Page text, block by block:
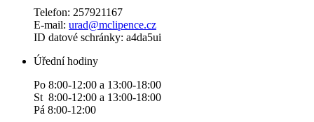
Telefon: 257921167
E-mail: urad@mclipence.cz
ID datové schránky: a4da5ui
Úřední hodiny
Po 8:00-12:00 a 13:00-18:00
St 8:00-12:00 a 13:00-18:00
Pá 8:00-12:00